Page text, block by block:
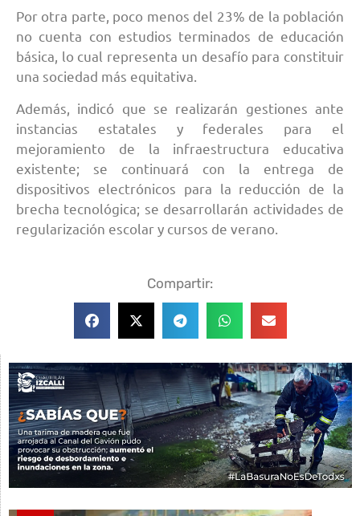
Por otra parte, poco menos del 23% de la población
no cuenta con estudios terminados de educación
básica, lo cual representa un desafío para constituir
una sociedad más equitativa.
Además, indicó que se realizarán gestiones ante
instancias estatales y federales para el
mejoramiento de la infraestructura educativa
existente; se continuará con la entrega de
dispositivos electrónicos para la reducción de la
brecha tecnológica; se desarrollarán actividades de
regularización escolar y cursos de verano.
Compartir: